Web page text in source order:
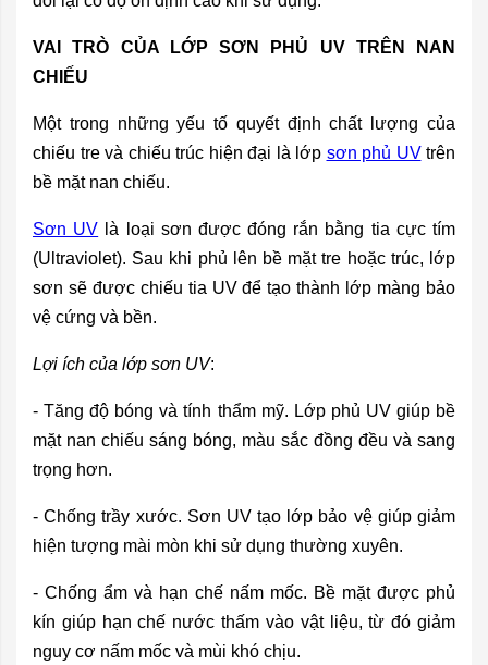
VAI TRÒ CỦA LỚP SƠN PHỦ UV TRÊN NAN
CHIẾU
Một trong những yếu tố quyết định chất lượng của
chiếu tre và chiếu trúc hiện đại là lớp sơn phủ UVtrên
bề mặt nan chiếu.
Sơn UV là loại sơn được đóng rắn bằng tia cực tím
(Ultraviolet). Sau khi phủ lên bề mặt tre hoặc trúc, lớp
sơn sẽ được chiếu tia UV để tạo thành lớp màng bảo
vệ cứng và bền.
Lợi ích của lớp sơn UV:
- Tăng độ bóng và tính thẩm mỹ. Lớp phủ UV giúp bề
mặt nan chiếu sáng bóng, màu sắc đồng đều và sang
trọng hơn.
- Chống trầy xước. Sơn UV tạo lớp bảo vệ giúp giảm
hiện tượng mài mòn khi sử dụng thường xuyên.
- Chống ẩm và hạn chế nấm mốc. Bề mặt được phủ
kín giúp hạn chế nước thấm vào vật liệu, từ đó giảm
nguy cơ nấm mốc và mùi khó chịu.